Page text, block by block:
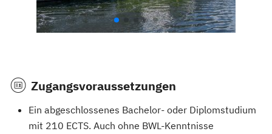
Zugangsvoraussetzungen
Ein abgeschlossenes Bachelor- oder Diplomstudium
mit 210 ECTS. Auch ohne BWL-Kenntnisse